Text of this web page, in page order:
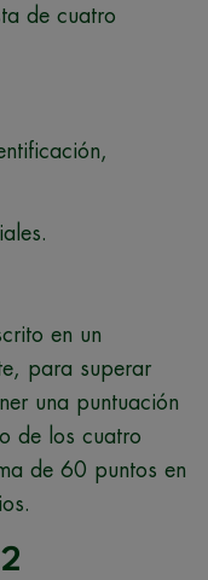
de cuatro
en un
para superar
una puntuación
de los cuatro
de 60 puntos en